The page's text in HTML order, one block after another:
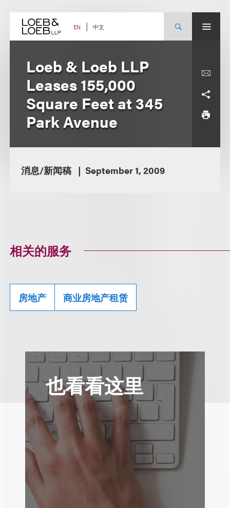
content EN 中文
Loeb & Loeb LLP
Leases 155,000
Square Feet at 345
Park Avenue
消息/新闻稿 September 1, 2009
相关的服务
房地产 商业房地产租赁
也看看这里